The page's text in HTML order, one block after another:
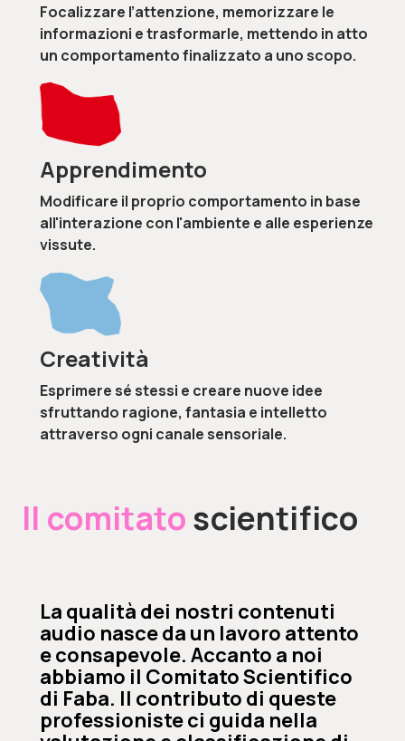
Focalizzare l’attenzione, memorizzare le
informazioni e trasformarle, mettendo in atto
un comportamento finalizzato a uno scopo.
Apprendimento
Modificare il proprio comportamento in base
all'interazione con l'ambiente e alle esperienze
vissute.
Creatività
Esprimere sé stessi e creare nuove idee
sfruttando ragione, fantasia e intelletto
attraverso ogni canale sensoriale.
Il comitatoscientifico
La qualità dei nostri contenuti
audio nasce da un lavoro attento
e consapevole. Accanto a noi
abbiamo il Comitato Scientifico
di Faba. Il contributo di queste
professioniste ci guida nella